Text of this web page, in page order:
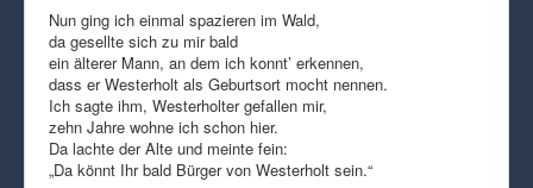
Nun ging ich einmal spazieren im Wald,
da gesellte sich zu mir bald
ein älterer Mann, an dem ich konnt’ erkennen,
dass er Westerholt als Geburtsort mocht nennen.
Ich sagte ihm, Westerholter gefallen mir,
zehn Jahre wohne ich schon hier.
Da lachte der Alte und meinte fein:
„Da könnt Ihr bald Bürger von Westerholt sein.“